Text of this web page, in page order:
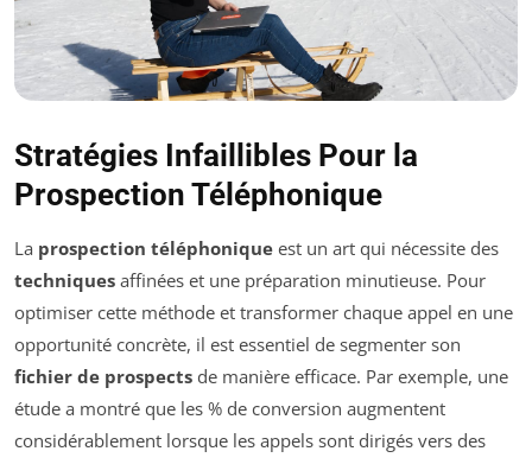
Stratégies Infaillibles Pour la
Prospection Téléphonique
La prospection téléphonique est un art qui nécessite des
techniques affinées et une préparation minutieuse. Pour
optimiser cette méthode et transformer chaque appel en une
opportunité concrète, il est essentiel de segmenter son
fichier de prospects de manière efficace. Par exemple, une
étude a montré que les % de conversion augmentent
considérablement lorsque les appels sont dirigés vers des